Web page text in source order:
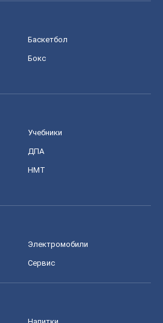
Баскетбол
Бокс
Учебники
ДПА
НМТ
Электромобили
Сервис